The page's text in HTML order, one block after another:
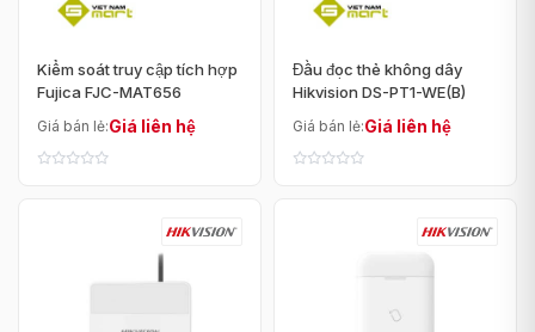
Kiểm soát truy cập tích hợp
Fujica FJC-MAT656
Giá bán lẻ:Giá liên hệ
Đầu đọc thẻ không dây
Hikvision DS-PT1-WE(B)
Giá bán lẻ:Giá liên hệ